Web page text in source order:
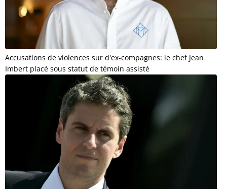
Accusations de violences sur d'ex-compagnes: le chef Jean
Imbert placé sous statut de témoin assisté